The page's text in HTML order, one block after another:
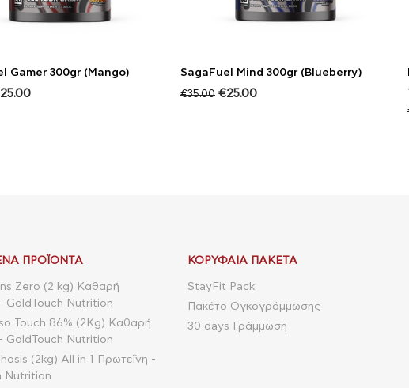
Gamer 300gr (Mango)
25.00
SagaFuel Mind 300gr (Blueberry)
€35.00 €25.00
ΠΡΟΪΌΝΤΑ
Zero (2 kg) Καθαρή
GoldTouch Nutrition
Touch 86% (2Kg) Καθαρή
GoldTouch Nutrition
(2kg) All in 1 Πρωτεΐνη -
Nutrition
ΚΟΡΥΦΑΊΑ ΠΑΚΈΤΑ
StayFit Pack
Πακέτο Ογκογράμμωσης
30 days Γράμμωση